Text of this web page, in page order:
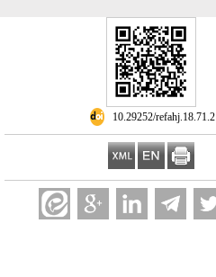
‎ 10.29252/refahj.18.71.2